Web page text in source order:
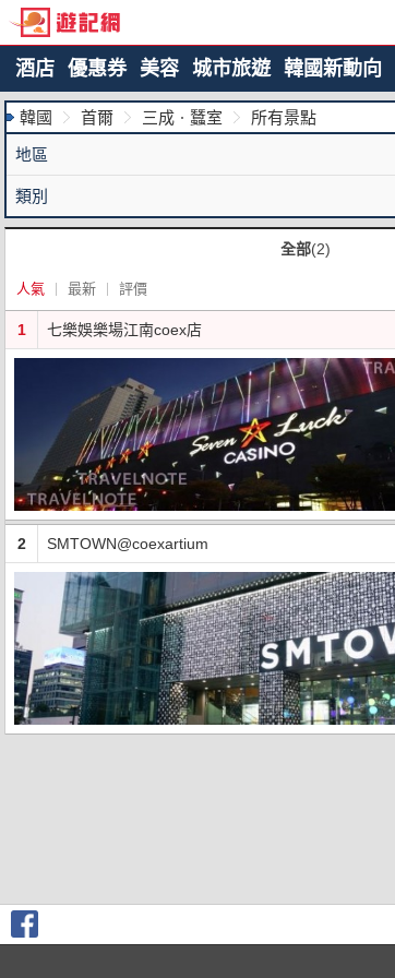
酒店 優惠券 美容 城市旅遊 韓國新動向
韓國 首爾 三成ㆍ蠶室
所有景點
地區
類別
全部(2)
人氣 最新 評價
1 七樂娛樂場江南coex店
2 SMTOWN@coexartium